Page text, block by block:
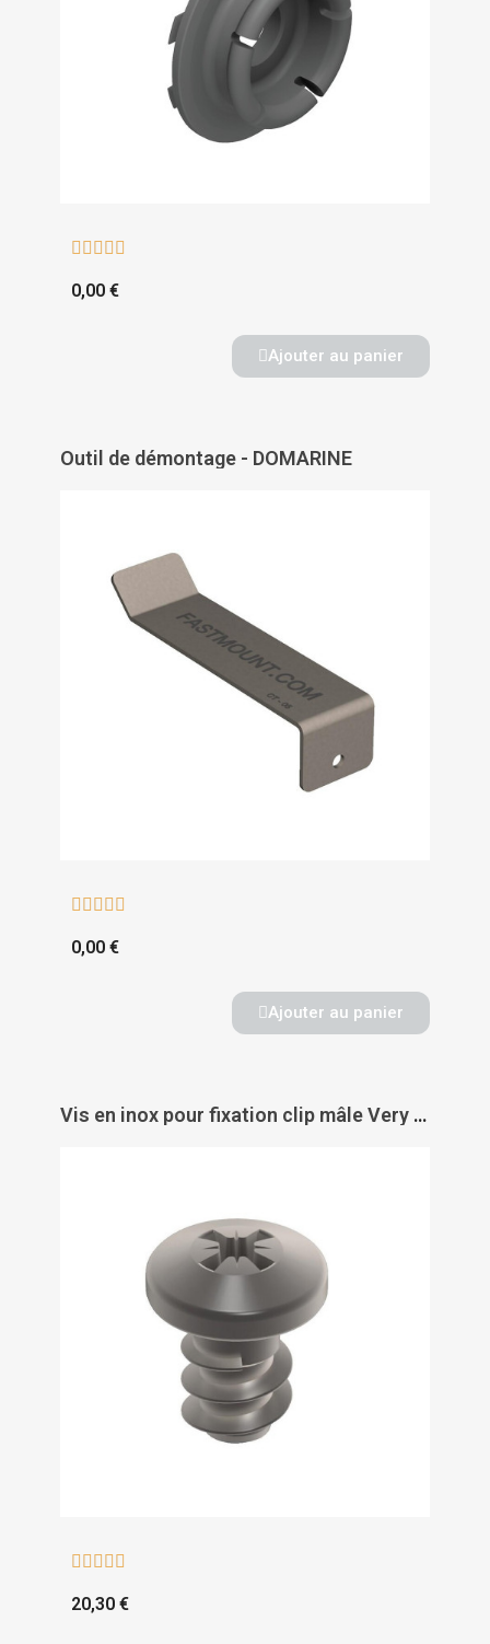
    
0,00 €
Ajouter au panier
Outil de démontage - DOMARINE
    
0,00 €
Ajouter au panier
Vis en inox pour fixation clip mâle Very Low Profile - DOMARINE
    
20,30 €